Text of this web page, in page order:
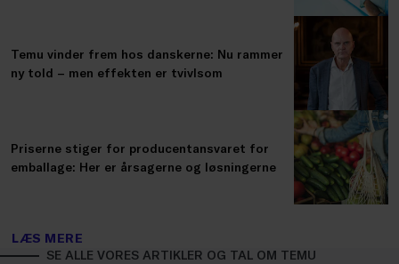
Temu vinder frem hos danskerne: Nu rammer
ny told – men effekten er tvivlsom
Priserne stiger for producentansvaret for
emballage: Her er årsagerne og løsningerne
LÆS MERE
SE ALLE VORES ARTIKLER OG TAL OM TEMU